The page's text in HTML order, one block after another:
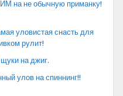
не обычную приманку!
уловистая снасть для
рулит!
на джиг.
улов на спиннинг!!